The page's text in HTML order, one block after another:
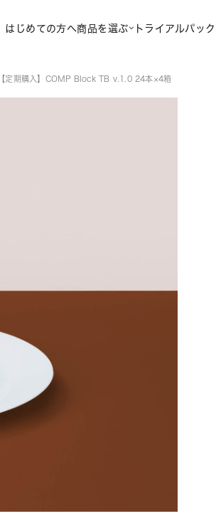
はじめての方へ商品を選ぶ トライアルパック
【定期購入】COMP Block TB v.1.0 24本×4箱